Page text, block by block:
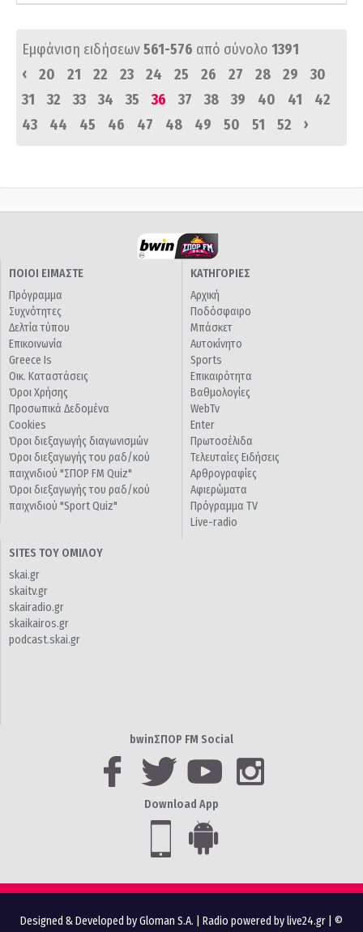
Εμφάνιση ειδήσεων561-576 από σύνολο 1391
‹
20 21 22 23 24 25 26 27 28 29
30
31
32 33 34 35 36 37 38 39 40 41
42
43
44 45 46 47 48 49 50 51 52 ›
ΠΟΙΟΙ ΕΙΜΑΣΤΕ
Πρόγραμμα
Συχνότητες
Δελτία τύπου
Επικοινωνία
Greece Is
Οικ. Καταστάσεις
Όροι Χρήσης
Προσωπικά Δεδομένα
Cookies
Όροι διεξαγωγής διαγωνισμών
Όροι διεξαγωγής του ραδ/κού
παιχνιδιού "ΣΠΟΡ FM Quiz"
Όροι διεξαγωγής του ραδ/κού
παιχνιδιού "Sport Quiz"
ΚΑΤΗΓΟΡΙΕΣ
Αρχική
Ποδόσφαιρο
Μπάσκετ
Αυτοκίνητο
Sports
Επικαιρότητα
Βαθμολογίες
WebTv
Enter
Πρωτοσέλιδα
Τελευταίες Ειδήσεις
Αρθρογραφίες
Αφιερώματα
Πρόγραμμα TV
Live-radio
SITES ΤΟΥ ΟΜΙΛΟΥ
skai.gr
skaitv.gr
skairadio.gr
skaikairos.gr
podcast.skai.gr
bwinΣΠΟΡ FM Social
Download App
Designed & Developed by Gloman S.A. Radio powered by live24.gr | ©